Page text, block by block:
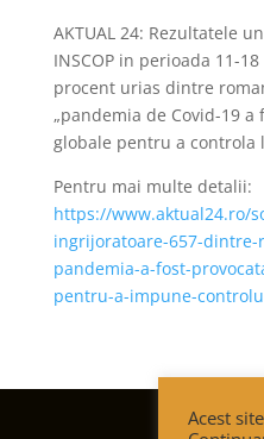
AKTUAL 24: Rezultatele
INSCOP in perioada 11-
procent urias dintre
„pandemia de Covid-19
globale pentru a controla
Pentru mai multe detalii:
https://www.aktual24.ro/
ingrijoratoare-657-dintre-
pandemia-a-fost-
pentru-a-impune-
Termeni
Acest